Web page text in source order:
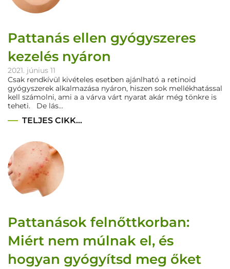
Pattanás ellen gyógyszeres
kezelés nyáron
2021. június 11
Csak rendkívül kivételes esetben ajánlható a retinoid
gyógyszerek alkalmazása nyáron, hiszen sok mellékhatással
kell számolni, ami a a várva várt nyarat akár még tönkre is
teheti. De lás...
TELJES CIKK...
​Pattanások felnőttkorban:
Miért nem múlnak el, és
hogyan gyógyítsd meg őket